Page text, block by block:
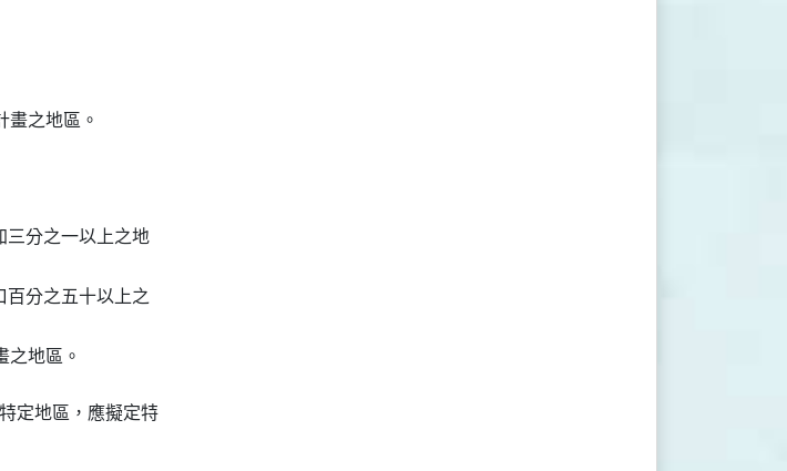
三分之一以上之地
百分之五十以上之
定地區，應擬定特